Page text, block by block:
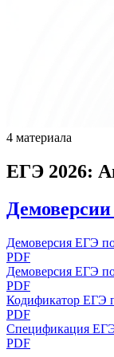
4 материала
ЕГЭ 2026:
Демоверсия ЕГЭ
PDF
Демоверсия ЕГЭ
PDF
Кодификатор ЕГЭ
PDF
Спецификация
PDF